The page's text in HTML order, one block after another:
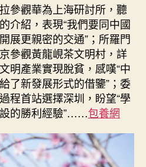
參觀華為上海研討所，聽
介紹，表現“我們要同中國
展更親密的交通”；所羅門
參觀黃龍峴茶文明村，詳
明產業實現脫貧，感嘆“中
了新發展形式的借鑒”；委
程首站選擇深圳，盼望“學
的勝利經驗”……包養網